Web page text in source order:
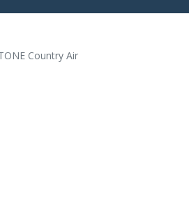
Country Air